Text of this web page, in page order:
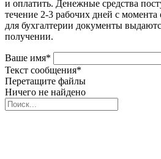
и оплатить. Денежные средства
течение 2-3 рабочих дней с
для бухгалтерии документы
получении.
Ваше имя*
Текст сообщения*
Перетащите файлы
Ничего не найдено